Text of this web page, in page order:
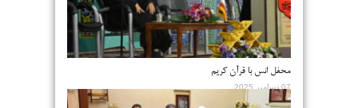
محفل انس با قرآن کریم
07 دسامبر 2025